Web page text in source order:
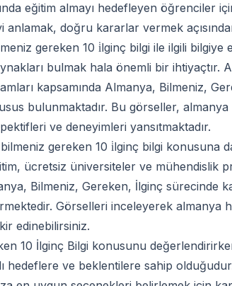
eğitim almayı hedefleyen öğrenciler
doğru kararlar vermek
gereken 10 i̇lginç bilgi ile ilgili bilgiye
bulmak hala önemli bir ihtiyaçtır.
kapsamında Almanya, Bilmeniz,
bulunmaktadır. Bu görseller, almanya
ve deneyimleri yansıtmaktadır.
gereken 10 i̇lginç bilgi konusuna
ücretsiz üniversiteler ve mühendislik
Bilmeniz, Gereken, İlginç sürecinde
Görselleri inceleyerek almanya
edinebilirsiniz.
10 İlginç Bilgi konusunu
ve beklentilere sahip